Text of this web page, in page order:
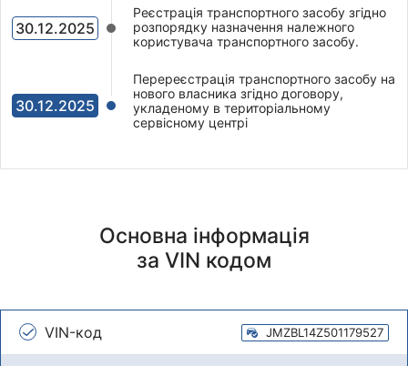
30.12.2025
Реєстрація транспортного засобу згідно
розпорядку назначення належного
користувача транспортного засобу.
30.12.2025
Перереєстрація транспортного засобу на
нового власника згідно договору,
укладеному в територіальному
сервісному центрі
Основна інформація
за VIN кодом
VIN-код JMZBL14Z501179527